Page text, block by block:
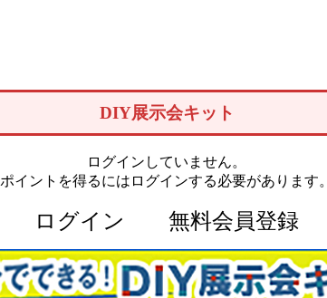
DIY展示会キット
ログインしていません。
ポイントを得るにはログインする必要があります。
ログイン 無料会員登録